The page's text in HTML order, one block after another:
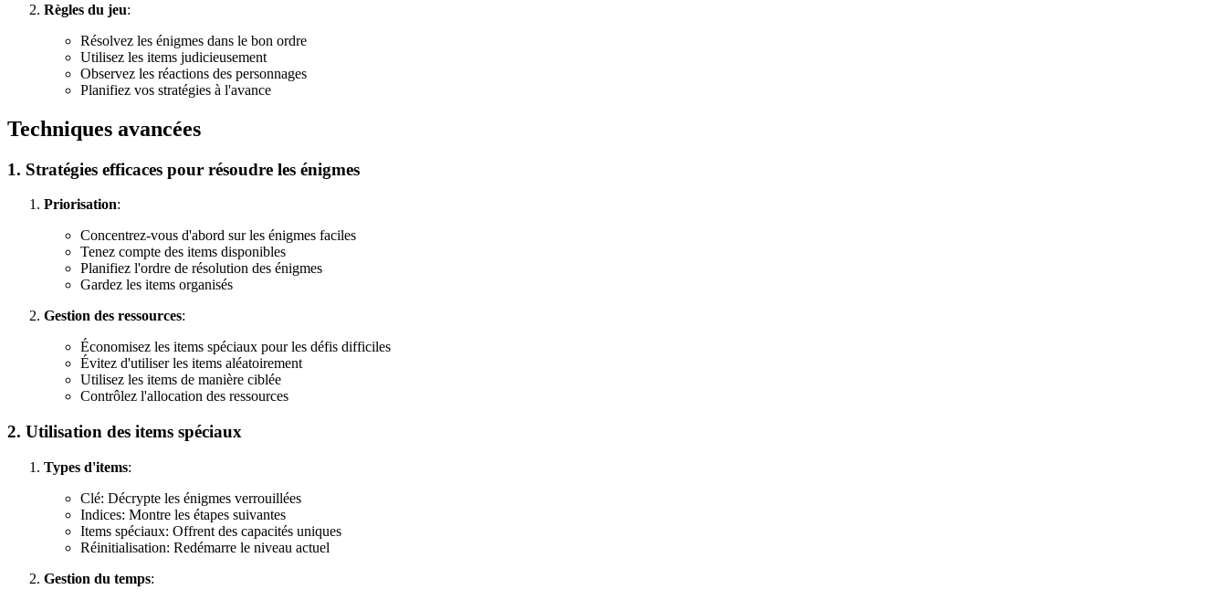
Règles du jeu:
Résolvez les énigmes dans le bon ordre
Utilisez les items judicieusement
Observez les réactions des personnages
Planifiez vos stratégies à l'avance
Techniques avancées
1. Stratégies efficaces pour résoudre les énigmes
Priorisation:
Concentrez-vous d'abord sur les énigmes faciles
Tenez compte des items disponibles
Planifiez l'ordre de résolution des énigmes
Gardez les items organisés
Gestion des ressources:
Économisez les items spéciaux pour les défis difficiles
Évitez d'utiliser les items aléatoirement
Utilisez les items de manière ciblée
Contrôlez l'allocation des ressources
2. Utilisation des items spéciaux
Types d'items:
Clé: Décrypte les énigmes verrouillées
Indices: Montre les étapes suivantes
Items spéciaux: Offrent des capacités uniques
Réinitialisation: Redémarre le niveau actuel
Gestion du temps: